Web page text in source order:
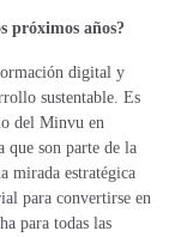
próximos años?
digital y
sustentable. Es
del Minvu en
que son parte de la
mirada estratégica
para convertirse en
para todas las